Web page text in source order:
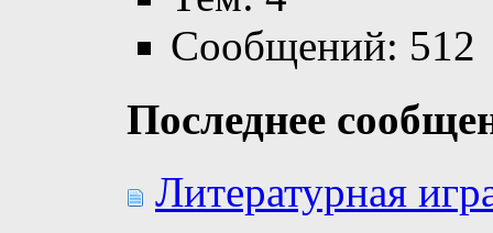
Сообщений: 512
Последнее
Литературная